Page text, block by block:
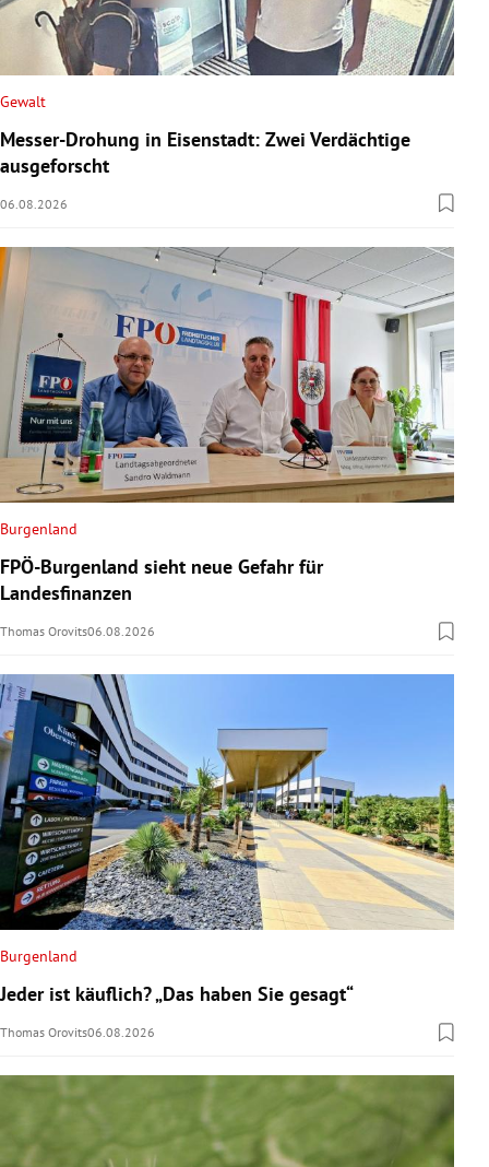
Gewalt
Messer-Drohung in Eisenstadt: Zwei Verdächtige
ausgeforscht
06.08.2026
Burgenland
FPÖ-Burgenland sieht neue Gefahr für
Landesfinanzen
Thomas Orovits06.08.2026
Burgenland
Jeder ist käuflich? „Das haben Sie gesagt“
Thomas Orovits06.08.2026